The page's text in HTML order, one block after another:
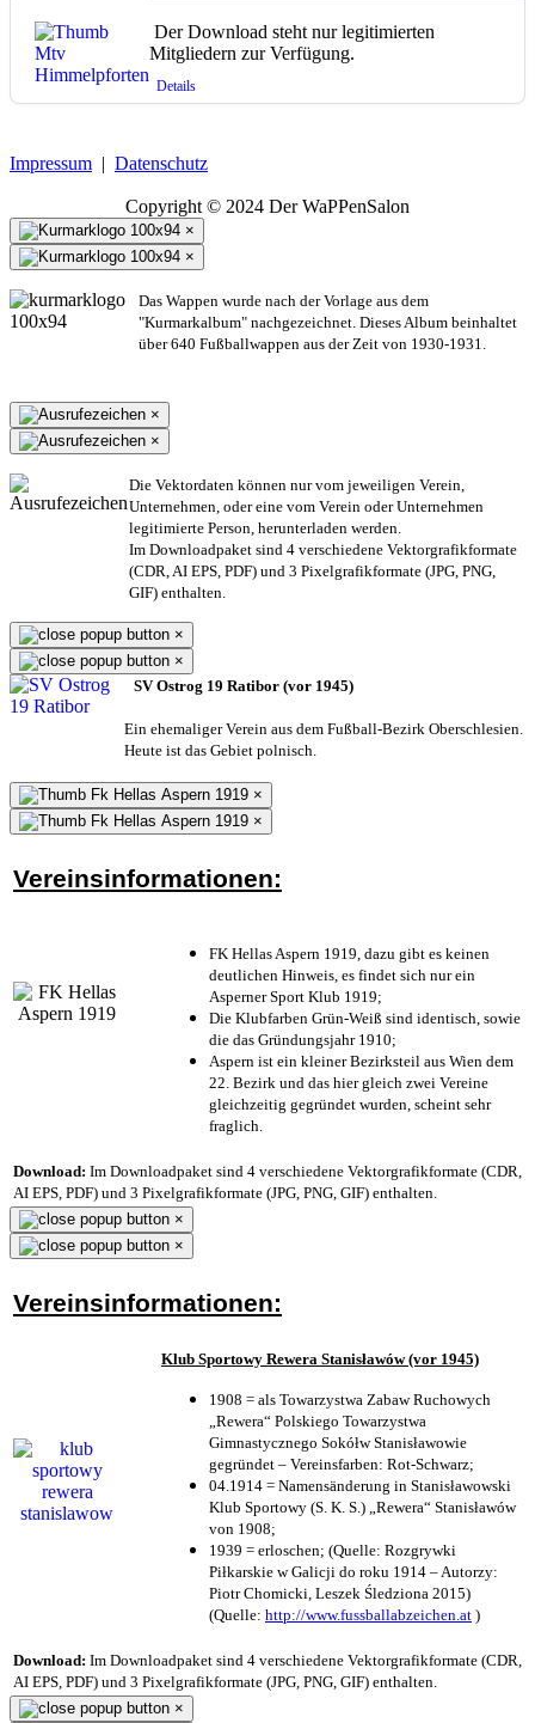
Der Download steht nur legitimierten
Mitgliedern zur Verfügung.
Details
Impressum | Datenschutz
Copyright © 2024 Der WaPPenSalon
×
×
Das Wappen wurde nach der Vorlage aus dem
"Kurmarkalbum" nachgezeichnet. Dieses Album beinhaltet
über 640 Fußballwappen aus der Zeit von 1930-1931.
×
×
Die Vektordaten können nur vom jeweiligen Verein,
Unternehmen, oder eine vom Verein oder Unternehmen
legitimierte Person, herunterladen werden.
Im Downloadpaket sind 4 verschiedene Vektorgrafikformate
(CDR, AI EPS, PDF) und 3 Pixelgrafikformate (JPG, PNG,
GIF) enthalten.
×
×
SV Ostrog 19 Ratibor (vor 1945)
Ein ehemaliger Verein aus dem Fußball-Bezirk Oberschlesien.
Heute ist das Gebiet polnisch.
×
×
Vereinsinformationen:
FK Hellas Aspern 1919, dazu gibt es keinen
deutlichen Hinweis, es findet sich nur ein
Asperner Sport Klub 1919;
Die Klubfarben Grün-Weiß sind identisch, sowie
die das Gründungsjahr 1910;
Aspern ist ein kleiner Bezirksteil aus Wien dem
22. Bezirk und das hier gleich zwei Vereine
gleichzeitig gegründet wurden, scheint sehr
fraglich.
Download: Im Downloadpaket sind 4 verschiedene Vektorgrafikformate (CDR,
AI EPS, PDF) und 3 Pixelgrafikformate (JPG, PNG, GIF) enthalten.
×
×
Vereinsinformationen:
Klub Sportowy Rewera Stanisławów (vor 1945)
1908 = als Towarzystwa Zabaw Ruchowych
„Rewera“ Polskiego Towarzystwa
Gimnastycznego Sokółw Stanisławowie
gegründet – Vereinsfarben: Rot-Schwarz;
04.1914 = Namensänderung in Stanisławowski
Klub Sportowy (S. K. S.) „Rewera“ Stanisławów
von 1908;
1939 = erloschen; (Quelle: Rozgrywki
Piłkarskie w Galicji do roku 1914 – Autorzy:
Piotr Chomicki, Leszek Śledziona 2015)
(Quelle: http://www.fussballabzeichen.at )
Download: Im Downloadpaket sind 4 verschiedene Vektorgrafikformate (CDR,
AI EPS, PDF) und 3 Pixelgrafikformate (JPG, PNG, GIF) enthalten.
×